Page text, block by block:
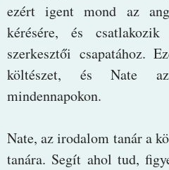
ezért igent mond az
kérésére, és
szerkesztői csapatához.
költészet, és Nate
mindennapokon.
Nate, az irodalom tanár a
tanára. Segít ahol tud,